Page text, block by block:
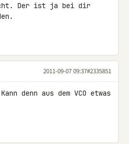
Der ist ja bei dir
2011-09-07 09:37#2335851
denn aus dem VCO etwas